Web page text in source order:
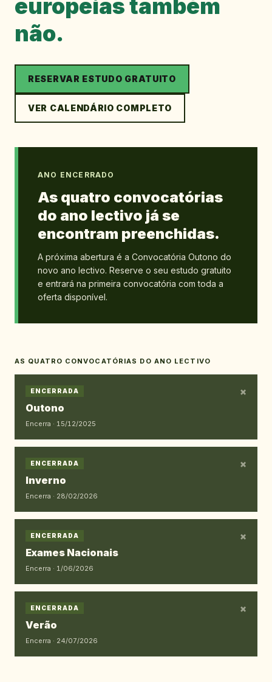
europeias também
não.
RESERVAR ESTUDO GRATUITO
VER CALENDÁRIO COMPLETO
ANO ENCERRADO
As quatro convocatórias
do ano lectivo já se
encontram preenchidas.
A próxima abertura é a Convocatória Outono do
novo ano lectivo. Reserve o seu estudo gratuito
e entrará na primeira convocatória com toda a
oferta disponível.
AS QUATRO CONVOCATÓRIAS DO ANO LECTIVO
ENCERRADA
×
Outono
Encerra · 15/12/2025
ENCERRADA
×
Inverno
Encerra · 28/02/2026
ENCERRADA
×
Exames Nacionais
Encerra · 1/06/2026
ENCERRADA
×
Verão
Encerra · 24/07/2026